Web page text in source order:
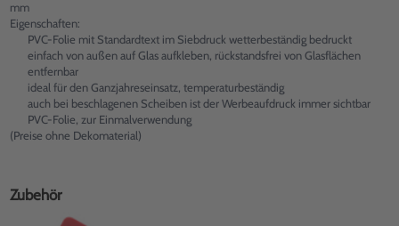
mm
Eigenschaften:
PVC-Folie mit Standardtext im Siebdruck wetterbeständig bedruckt
einfach von außen auf Glas aufkleben, rückstandsfrei von Glasflächen
entfernbar
ideal für den Ganzjahreseinsatz, temperaturbeständig
auch bei beschlagenen Scheiben ist der Werbeaufdruck immer sichtbar
PVC-Folie, zur Einmalverwendung
(Preise ohne Dekomaterial)
Zubehör